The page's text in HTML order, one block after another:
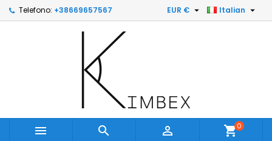
Telefono: +38669657567 Italian 
EUR € 
   shopping_cart0